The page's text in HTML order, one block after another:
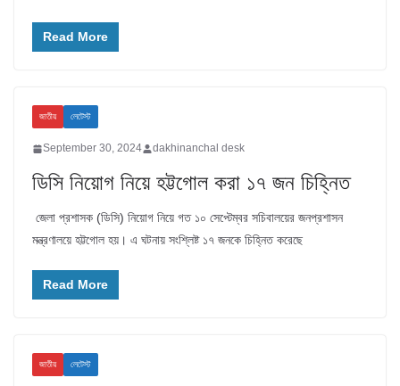
Read More
জাতীয় লেটেস্ট
September 30, 2024 dakhinanchal desk
ডিসি নিয়োগ নিয়ে হট্টগোল করা ১৭ জন চিহ্নিত
জেলা প্রশাসক (ডিসি) নিয়োগ নিয়ে গত ১০ সেপ্টেম্বর সচিবালয়ের জনপ্রশাসন
মন্ত্রণালয়ে হট্টগোল হয়। এ ঘটনায় সংশ্লিষ্ট ১৭ জনকে চিহ্নিত করেছে
Read More
জাতীয় লেটেস্ট